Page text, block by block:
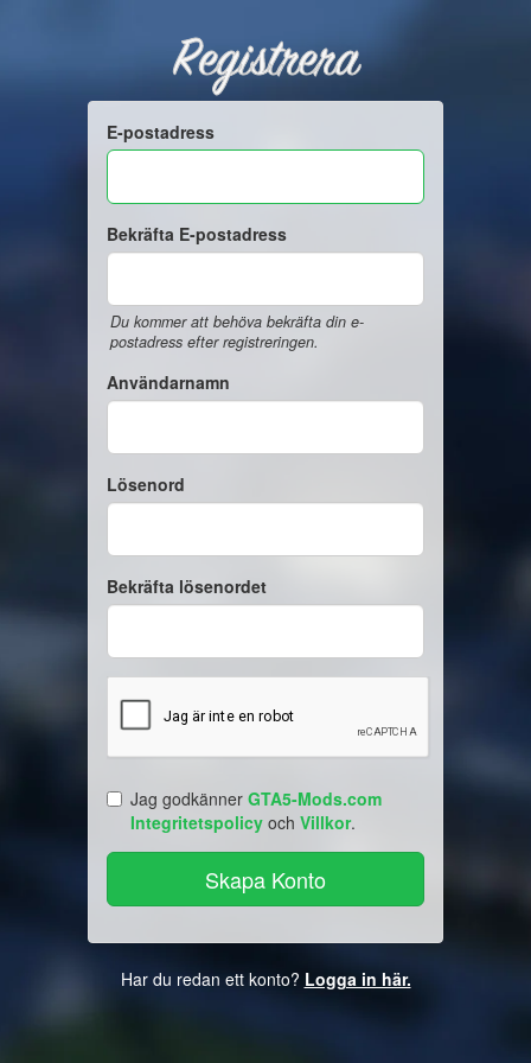
Registrera
E-postadress
Bekräfta E-postadress
Du kommer att behöva bekräfta din e-
postadress efter registreringen.
Användarnamn
Lösenord
Bekräfta lösenordet
Jag godkänner GTA5-Mods.com
Integritetspolicy och Villkor.
Har du redan ett konto? Logga in här.